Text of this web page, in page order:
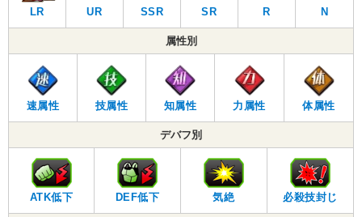
LR UR SSR SR R N
属性別
速属性 技属性 知属性 力属性 体属性
デバフ別
ATK低下 DEF低下 気絶 必殺技封じ